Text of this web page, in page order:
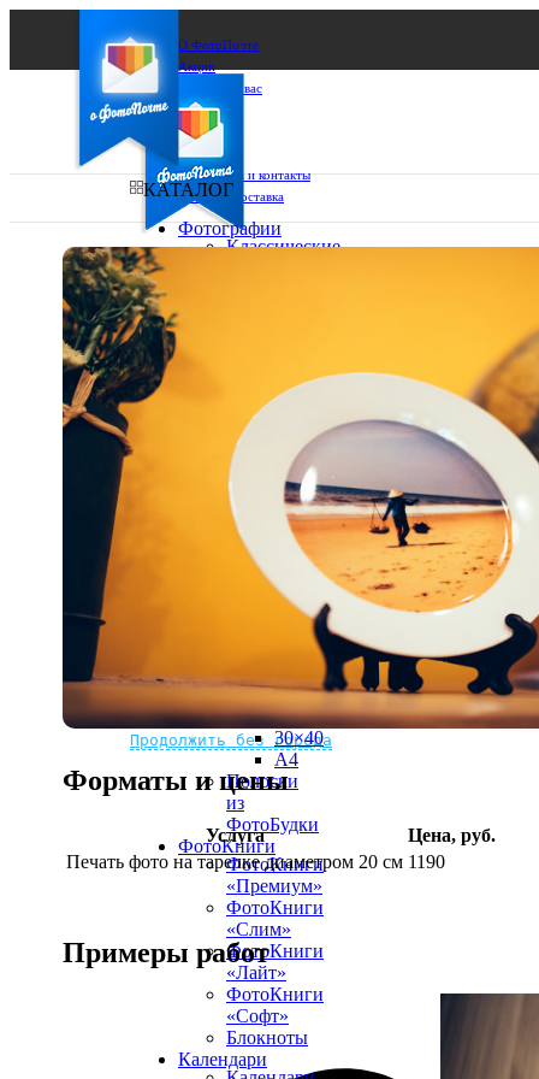
О ФотоПочте
Акции
Сделаем за вас
Бизнесу
FAQ
Франшиза
Поддержка и контакты
Оплата и доставка
Ваш город:
Ваш регион доставки
Выберите из списка:
Не нашли Ваш город?
Мы доставляем по всему миру
Продолжить без города
КАТАЛОГ
Фотографии
Классические
15х20
20х20
30х30
30х40
А4
Фото
в
рамке
10х10
10×15
13×18
15×15
15×20
20×20
20×30
30×30
30×40
A4
Полоски
из
ФотоБудки
ФотоКниги
ФотоКниги
«Премиум»
ФотоКниги
«Слим»
ФотоКниги
«Лайт»
ФотоКниги
«Софт»
Блокноты
Календари
Форматы и цены
Услуга
Цена, руб.
Печать фото на тарелке диаметром 20 см 1190
Примеры работ